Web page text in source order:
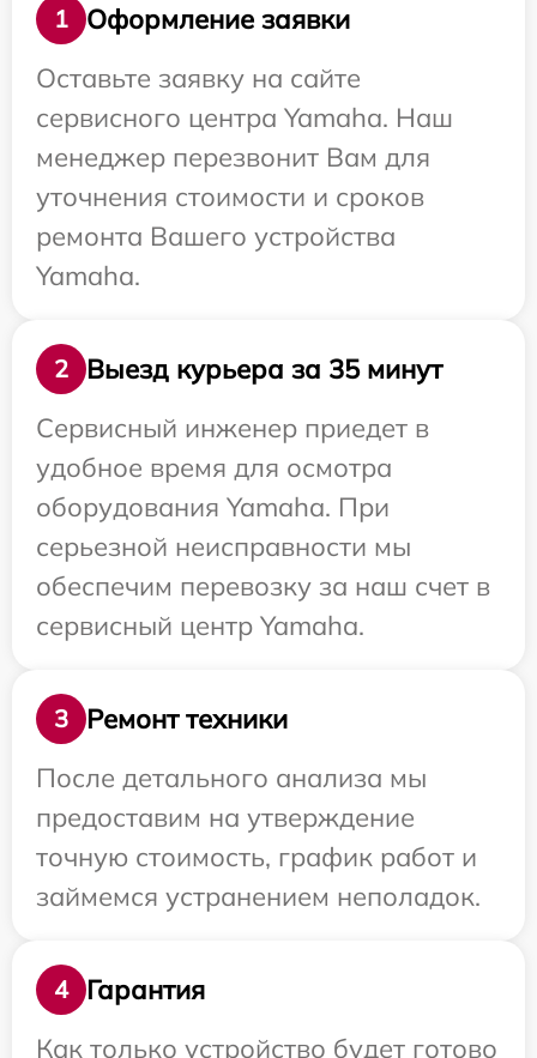
1
Оформление заявки
Оставьте заявку на сайте
сервисного центра Yamaha. Наш
менеджер перезвонит Вам для
уточнения стоимости и сроков
ремонта Вашего устройства
Yamaha.
2
Выезд курьера за 35 минут
Сервисный инженер приедет в
удобное время для осмотра
оборудования Yamaha. При
серьезной неисправности мы
обеспечим перевозку за наш счет в
сервисный центр Yamaha.
3
Ремонт техники
После детального анализа мы
предоставим на утверждение
точную стоимость, график работ и
займемся устранением неполадок.
4
Гарантия
Как только устройство будет готово